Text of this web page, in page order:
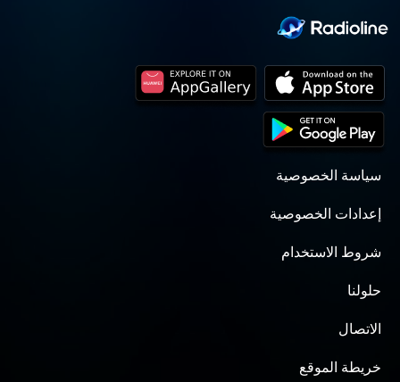
سياسة الخصوصية
إعدادات الخصوصية
شروط الاستخدام
حلولنا
الاتصال
خريطة الموقع